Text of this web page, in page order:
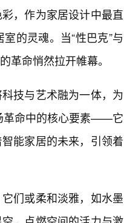
，作为家居设计中最直
的灵魂。当“性巴克”与
革命悄然拉开帷幕。
技与艺术融为一体，为
革命中的核心要素——它
能家居的未来，引领着
们或柔和淡雅，如水墨